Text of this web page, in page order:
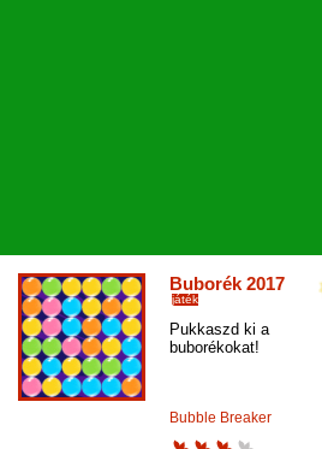
Buborék 2017
játék
Pukkaszd ki a
buborékokat!
Bubble Breaker